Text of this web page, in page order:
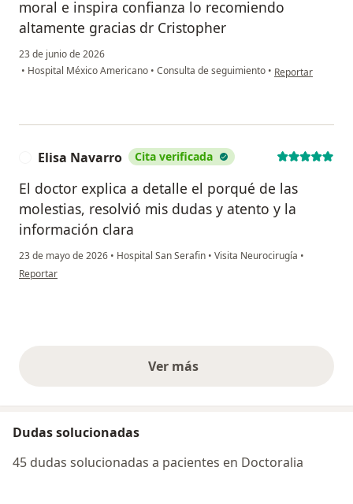
moral e inspira confianza lo recomiendo
altamente gracias dr Cristopher
23 de junio de 2026
• Hospital México Americano • Consulta de seguimiento • en opinión del
Reportar
Elisa Navarro Cita verificada
El doctor explica a detalle el porqué de las
molestias, resolvió mis dudas y atento y la
información clara
23 de mayo de 2026 • Hospital San Serafin • Visita Neurocirugía •
en opinión del usuario Elisa Navarro
Reportar
Ver másopiniones anteriores
Dudas solucionadas
45 dudas solucionadas a pacientes en Doctoralia